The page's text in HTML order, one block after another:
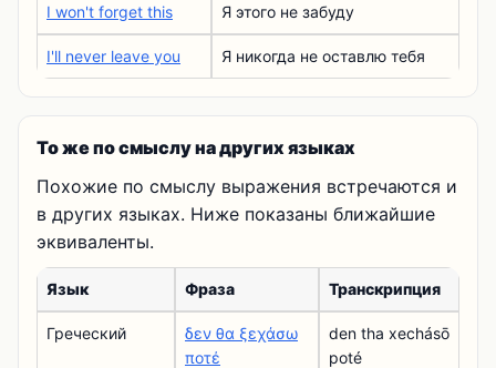
I won't forget this Я этого не забуду
I'll never leave you Я никогда не оставлю тебя
То же по смыслу на других языках
Похожие по смыслу выражения встречаются и
в других языках. Ниже показаны ближайшие
эквиваленты.
Язык Фраза Транскрипция
Греческий
δεν θα ξεχάσω
ποτέ
den tha xechásō
poté